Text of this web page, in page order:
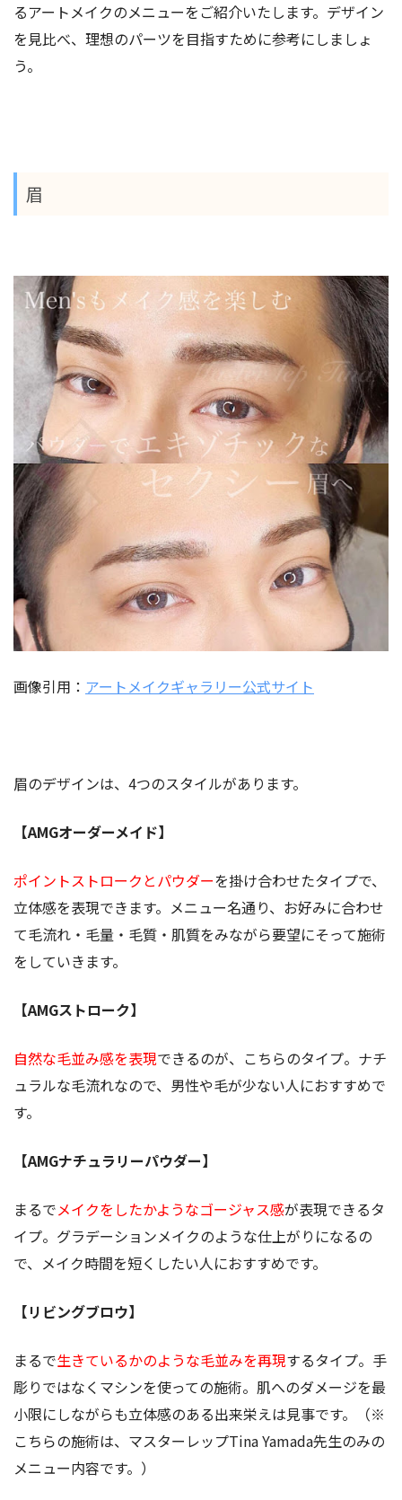
るアートメイクのメニューをご紹介いたします。 デザイン
を見比べ、理想のパーツを目指すために参考にしましょ
う。
眉
画像引用： アートメイクギャラリー公式サイト
眉のデザインは、4つのスタイルがあります。
【AMGオーダーメイド】
ポイントストロークとパウダーを掛け合わせたタイプで、
立体感を表現できます。メニュー名通り、お好みに合わせ
て毛流れ・毛量・毛質・肌質をみながら要望にそって施術
をしていきます。
【AMGストローク】
自然な毛並み感を表現できるのが、こちらのタイプ。ナチ
ュラルな毛流れなので、男性や毛が少ない人におすすめで
す。
【AMGナチュラリーパウダー】
まるでメイクをしたかようなゴージャス感が表現できるタ
イプ。グラデーションメイクのような仕上がりになるの
で、メイク時間を短くしたい人におすすめです。
【リビングブロウ】
まるで生きているかのような毛並みを再現するタイプ。手
彫りではなくマシンを使っての施術。肌へのダメージを最
小限にしながらも立体感のある出来栄えは見事です。（※
こちらの施術は、マスターレップTina Yamada先生のみの
メニュー内容です。）